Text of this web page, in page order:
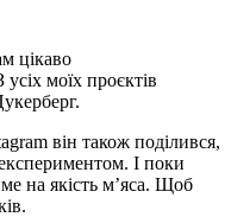
цікаво
моїх проєктів
він також поділився,
І поки
на якість м’яса. Щоб